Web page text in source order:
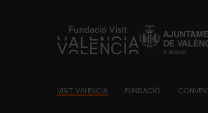
https://fundacion.visitvalencia.com/
Footer
VISIT VALENCIA FUNDACIÓ